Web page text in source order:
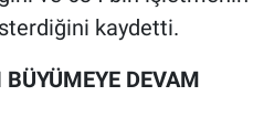
kaydetti.
DEVAM